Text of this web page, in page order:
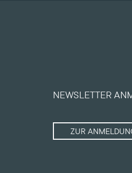
NEWSLETTER
ZUR